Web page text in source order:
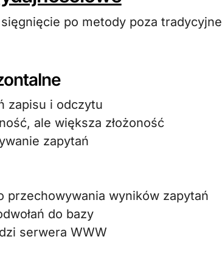
po metody poza tradycyjne
zapisu i odczytu
ale większa złożoność
zapytań
przechowywania wyników zapytań
do bazy
serwera WWW